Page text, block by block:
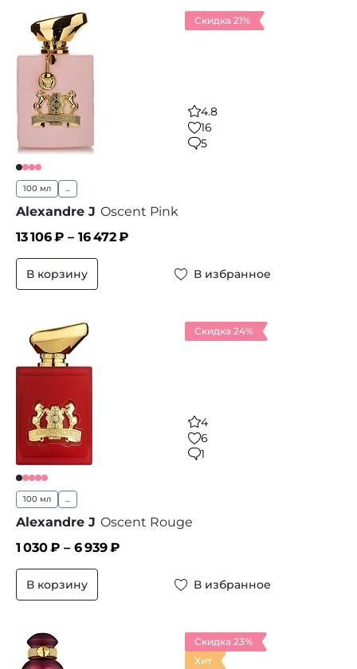
Скидка 21%
4.8
16
5
100 мл ...
Alexandre J Oscent Pink
13 106₽ – 16 472₽
В корзину В избранное
Скидка 24%
4
6
1
100 мл ...
Alexandre J Oscent Rouge
1 030₽ – 6 939₽
В корзину В избранное
Скидка 23%
Хит